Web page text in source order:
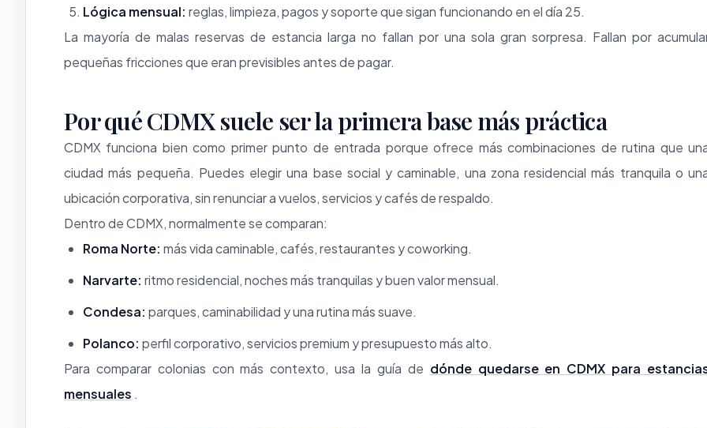
Lógica mensual: reglas, limpieza, pagos y soporte que sigan funcionando en el día 25.
La mayoría de malas reservas de estancia larga no fallan por una sola gran sorpresa. Fallan por
pequeñas fricciones que eran previsibles antes de pagar.
Por qué CDMX suele ser la primera base más práctica
CDMX funciona bien como primer punto de entrada porque ofrece más combinaciones de rutina que
ciudad más pequeña. Puedes elegir una base social y caminable, una zona residencial más tranquila o
ubicación corporativa, sin renunciar a vuelos, servicios y cafés de respaldo.
Dentro de CDMX, normalmente se comparan:
Roma Norte: más vida caminable, cafés, restaurantes y coworking.
Narvarte: ritmo residencial, noches más tranquilas y buen valor mensual.
Condesa: parques, caminabilidad y una rutina más suave.
Polanco: perfil corporativo, servicios premium y presupuesto más alto.
Para comparar colonias con más contexto, usa la guía de dónde quedarse en CDMX para
mensuales .